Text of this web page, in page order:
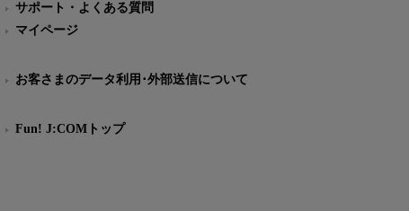
サポート・よくある質問
マイページ
お客さまのデータ利用･外部送信について
Fun! J:COMトップ